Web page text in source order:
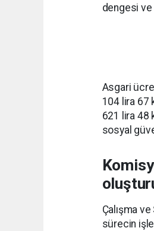
dengesi
Asgari
104 lira 67
621 lira 48
sosyal
Çalışma
sürecin